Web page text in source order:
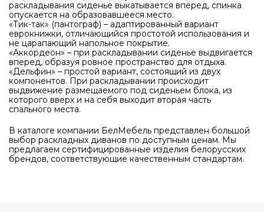
раскладывания сиденье выкатывается вперед, спинка
опускается на образовавшееся место.
«Тик-так» (пантограф) – адаптированный вариант
еврокнижки, отличающийся простотой использования и
не царапающий напольное покрытие.
«Аккордеон» – при раскладывании сиденье выдвигается
вперед, образуя ровное пространство для отдыха.
«Дельфин» – простой вариант, состоящий из двух
компонентов. При раскладывании происходит
выдвижение размещаемого под сиденьем блока, из
которого вверх и на себя выходит вторая часть
спального места.
В каталоге компании БелМебель представлен большой
выбор раскладных диванов по доступным ценам. Мы
предлагаем сертифицированные изделия белорусских
брендов, соответствующие качественным стандартам.